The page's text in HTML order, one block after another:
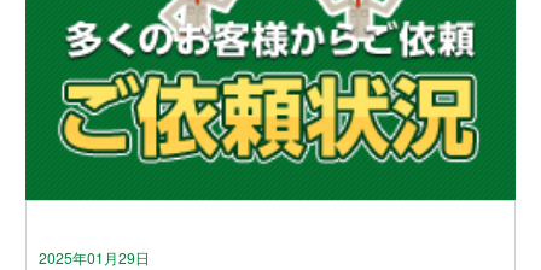
2025年01月29日